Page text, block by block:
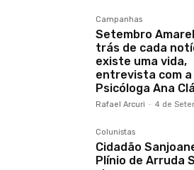
Campanhas
Setembro
trás de cada
existe uma vida,
entrevista com a
Psicóloga Ana
Rafael Arcuri - 4 de
Colunistas
Cidadão
Plínio de Arruda